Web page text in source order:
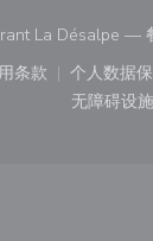
La Désalpe —
中打开))
条款
((在新窗口中打开
个人数据
无障碍设施
((在